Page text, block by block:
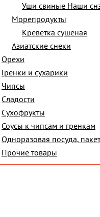
Уши свиные Наши
Морепродукты
Креветка сушеная
Азиатские снеки
Орехи
Гренки и сухарики
Чипсы
Сладости
Сухофрукты
Соусы к чипсам и гренкам
Одноразовая посуда,
Прочие товары